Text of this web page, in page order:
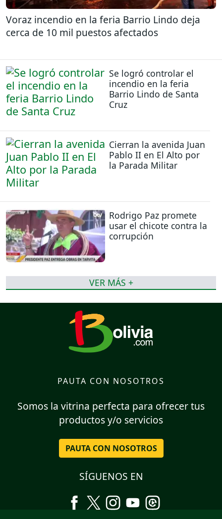
Voraz incendio en la feria Barrio Lindo deja
cerca de 10 mil puestos afectados
Se logró controlar el
incendio en la feria
Barrio Lindo de Santa
Cruz
Cierran la avenida Juan
Pablo II en El Alto por
la Parada Militar
Rodrigo Paz promete
usar el chicote contra la
corrupción
VER MÁS +
PAUTA CON NOSOTROS
Somos la vitrina perfecta para ofrecer tus
productos y/o servicios
PAUTA CON NOSOTROS
SÍGUENOS EN